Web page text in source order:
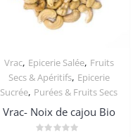
Vrac, Epicerie Salée, Fruits
Secs & Apéritifs, Epicerie
Sucrée, Purées & Fruits Secs
Vrac- Noix de cajou Bio